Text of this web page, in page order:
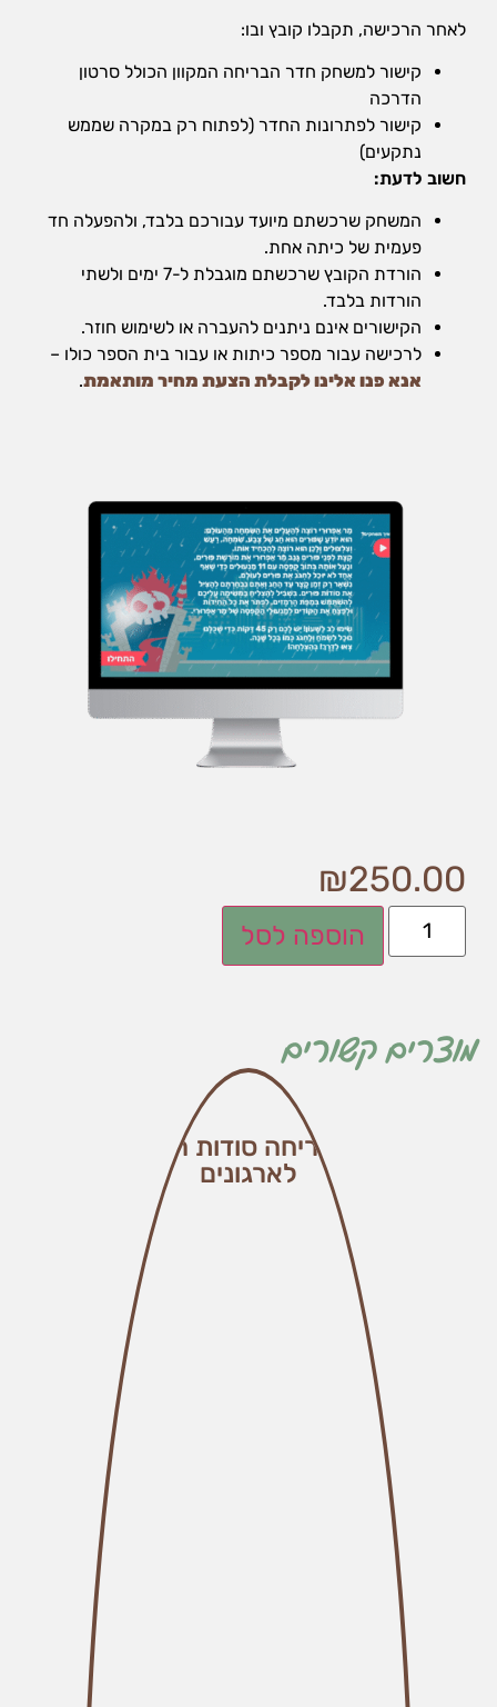
לאחר הרכישה, תקבלו קובץ ובו:
קישור למשחק חדר הבריחה המקוון הכולל סרטון
הדרכה
קישור לפתרונות החדר (לפתוח רק במקרה שממש
נתקעים)
חשוב לדעת:
המשחק שרכשתם מיועד עבורכם בלבד, ולהפעלה חד
פעמית של כיתה אחת.
הורדת הקובץ שרכשתם מוגבלת ל-7 ימים ולשתי
הורדות בלבד.
הקישורים אינם ניתנים להעברה או לשימוש חוזר.
לרכישה עבור מספר כיתות או עבור בית הספר כולו –
אנא פנו אלינו לקבלת הצעת מחיר מותאמת.
₪250.00
הוספה לסל
מוצרים קשורים
חדר בריחה סודות האושר
לארגונים
תבחרו לא
עוגיות אלה,
באתר לא
יהיו זמינות.
שיווק
שיתוף
וההתנהגות
שלכם